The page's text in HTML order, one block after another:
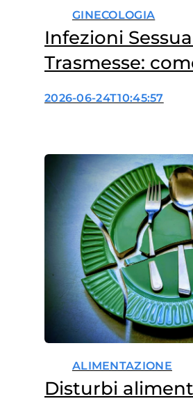
GINECOLOGIA
Infezioni
Trasmesse:
fake news?
2026-06-24T10:45:57
ALIMENTAZIONE
Disturbi